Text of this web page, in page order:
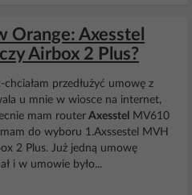
Orange: Axesstel
Airbox 2 Plus?
przedłużyć umowę z
u mnie w wiosce na internet,
mam router Axesstel
MV610
do wyboru 1.Axssestel MVH
2 Plus. Już jedną umowę
i w umowie było...